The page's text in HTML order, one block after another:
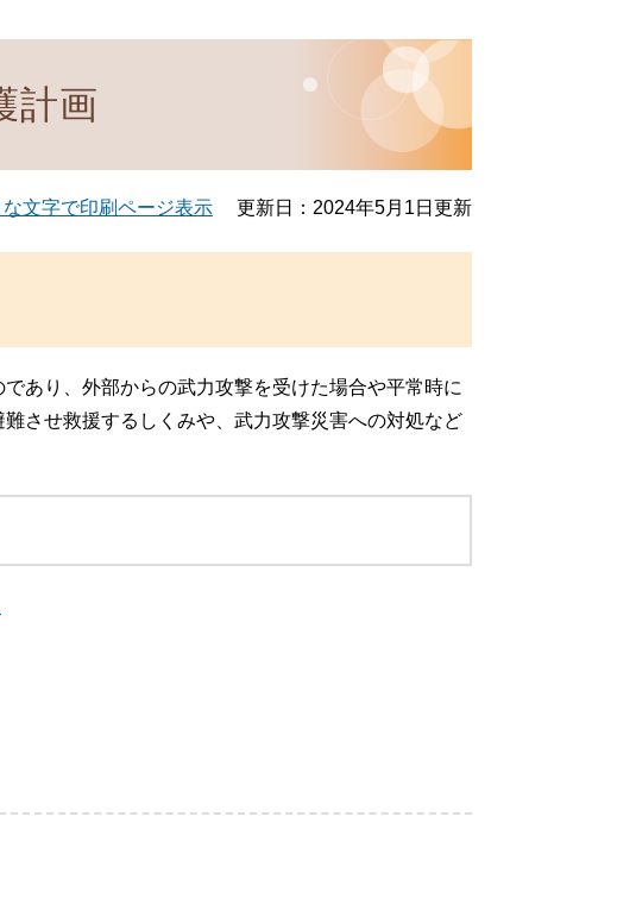
計画
な文字で印刷ページ表示 更新日：2024年5月1日更新
あり、外部からの武力攻撃を受けた場合や平常時に
させ救援するしくみや、武力攻撃災害への対処など